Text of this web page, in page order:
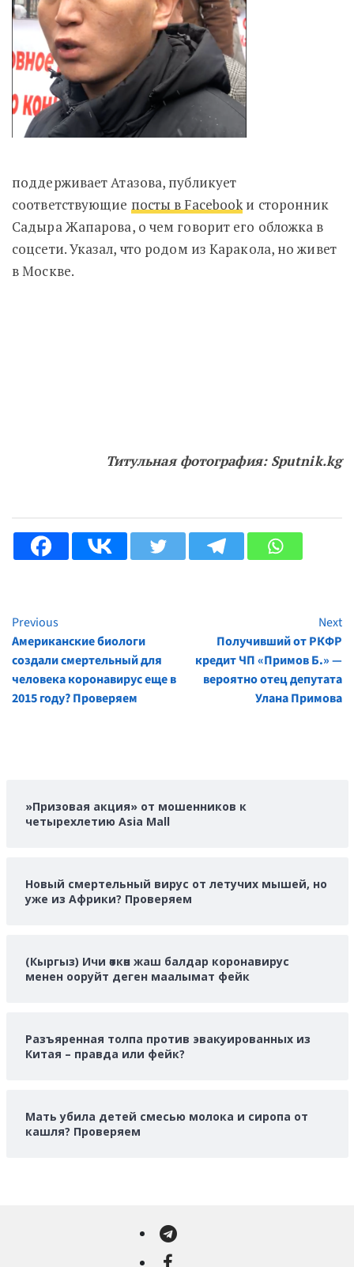
поддерживает Атазова, публикует
соответствующие посты в Facebookи сторонник
Садыра Жапарова, о чем говорит его обложка в
соцсети. Указал, что родом из Каракола, но живет
в Москве.
Титульная фотография: Sputnik.kg
Continue
Reading
Previous
Американские биологи
создали смертельный для
человека коронавирус еще в
2015 году? Проверяем
Next
Получивший от РКФР
кредит ЧП «Примов Б.» —
вероятно отец депутата
Улана Примова
»Призовая акция» от мошенников к
четырехлетию Asia Mall
Новый смертельный вирус от летучих мышей, но
уже из Африки? Проверяем
(Кыргыз) Ичи өткөн жаш балдар коронавирус
менен ооруйт деген маалымат фейк
Разъяренная толпа против эвакуированных из
Китая – правда или фейк?
Мать убила детей смесью молока и сиропа от
кашля? Проверяем
Telegram
Facebook